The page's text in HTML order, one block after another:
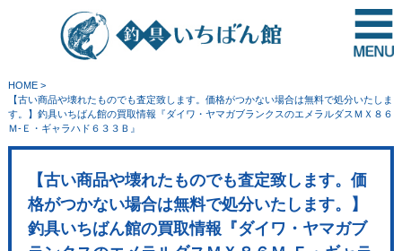
HOME>
【古い商品や壊れたものでも査定致します。価格がつかない場合は無料で処分いたしま
す。】釣具いちばん館の買取情報『ダイワ・ヤマガブランクスのエメラルダスＭＸ８６
Ｍ-Ｅ・ギャラハド６３３Ｂ』
【古い商品や壊れたものでも査定致します。価
格がつかない場合は無料で処分いたします。】
釣具いちばん館の買取情報『ダイワ・ヤマガブ